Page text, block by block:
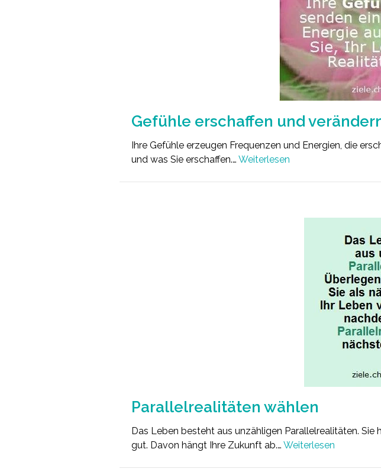
Gefühle erschaffen und
Ihre Gefühle erzeugen Frequenzen und Energien, die
und was Sie erschaffen.… Weiterlesen
Parallelrealitäten wählen
Das Leben besteht aus unzähligen Parallelrealitäten. Sie
gut. Davon hängt Ihre Zukunft ab.… Weiterlesen